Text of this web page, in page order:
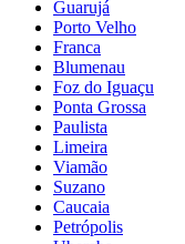
Guarujá
Porto Velho
Franca
Blumenau
Foz do Iguaçu
Ponta Grossa
Paulista
Limeira
Viamão
Suzano
Caucaia
Petrópolis